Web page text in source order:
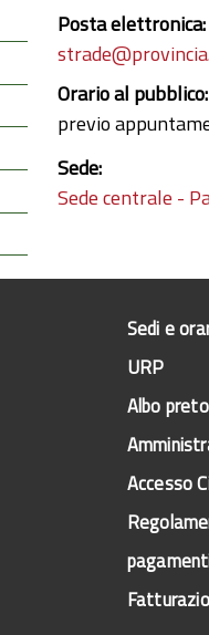
Posta elettronica:
Orario al pubblico:
previo
Sede:
Sede centrale -
Sedi e
URP
Albo
Accesso